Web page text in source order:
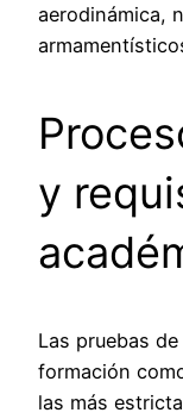
aerodinámica,
y
Las pruebas
formación
las más